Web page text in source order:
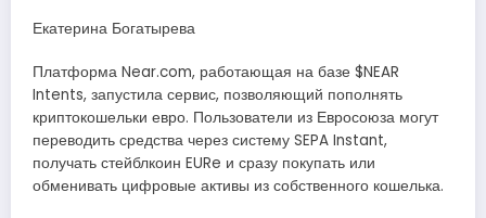
Екатерина Богатырева
Платформа Near.com, работающая на базе $NEAR
Intents, запустила сервис, позволяющий пополнять
криптокошельки евро. Пользователи из Евросоюза могут
переводить средства через систему SEPA Instant,
получать стейблкоин EURe и сразу покупать или
обменивать цифровые активы из собственного кошелька.